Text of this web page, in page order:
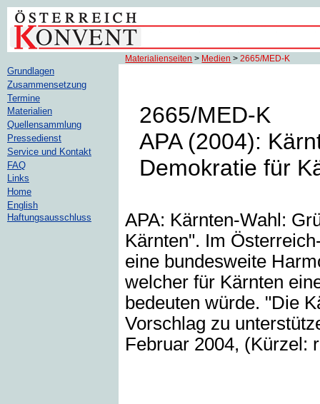
Materialienseiten > Medien >2665/MED-K
2665/MED-K
APA (2004):
Demokratie für
APA: Kärnten-Wahl:
Kärnten". Im
eine bundesweite
welcher für Kärnten
bedeuten würde. "Die
Vorschlag zu
Februar 2004, (Kürzel:
Grundlagen
Zusammensetzung
Termine
Materialien
Quellensammlung
Pressedienst
Service und Kontakt
FAQ
Links
Home
English
Haftungsausschluss